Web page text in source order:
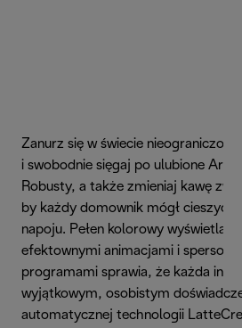
Zanurz się w świecie
i swobodnie sięgaj po ulubione
Robusty, a także zmieniaj kawę
by każdy domownik mógł cieszyć
napoju. Pełen kolorowy wyświetlacz
efektownymi animacjami i
programami sprawia, że każda
wyjątkowym, osobistym
automatycznej technologii